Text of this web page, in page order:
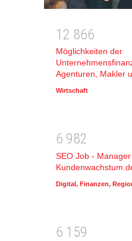
1 2 866
Möglichkeiten der
Agenturen, Makler
Wirtschaft
6 982
SEO Job -
Digital, Finanzen,
6 1 59